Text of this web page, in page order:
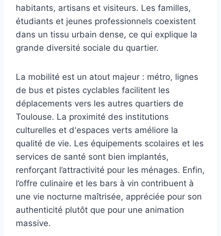
habitants, artisans et visiteurs. Les familles,
étudiants et jeunes professionnels coexistent
dans un tissu urbain dense, ce qui explique la
grande diversité sociale du quartier.
La mobilité est un atout majeur : métro, lignes
de bus et pistes cyclables facilitent les
déplacements vers les autres quartiers de
Toulouse. La proximité des institutions
culturelles et d'espaces verts améliore la
qualité de vie. Les équipements scolaires et les
services de santé sont bien implantés,
renforçant l’attractivité pour les ménages. Enfin,
l’offre culinaire et les bars à vin contribuent à
une vie nocturne maîtrisée, appréciée pour son
authenticité plutôt que pour une animation
massive.